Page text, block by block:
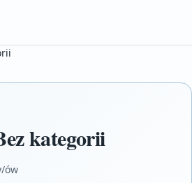
kategorii
ów